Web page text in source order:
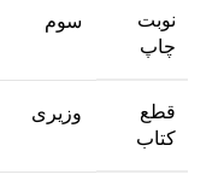
نوبت
چاپ
سوم
قطع
کتاب
وزیری